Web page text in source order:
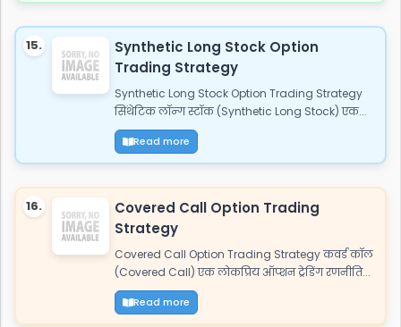
15.
Synthetic Long Stock Option
Trading Strategy
Synthetic Long Stock Option Trading Strategy
सिंथेटिक लॉन्ग स्टॉक (Synthetic Long Stock) एक...
Read more
16.
Covered Call Option Trading
Strategy
Covered Call Option Trading Strategy कवर्ड कॉल
(Covered Call) एक लोकप्रिय ऑप्शन ट्रेडिंग रणनीति...
Read more